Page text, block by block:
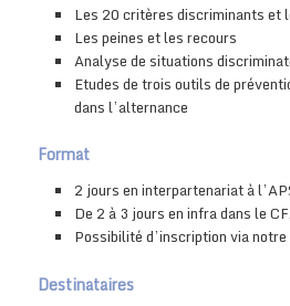
Les 20 critères discriminants et
Les peines et les recours
Analyse de situations
Etudes de trois outils de
dans l’alternance
Format
2 jours en interpartenariat à
De 2 à 3 jours en infra dans le
Possibilité d’inscription via
Destinataires